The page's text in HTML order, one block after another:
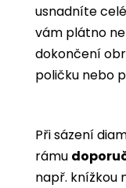
usnadníte
vám plátno
dokončení
poličku nebo
Při sázení
rámu
např. knížkou